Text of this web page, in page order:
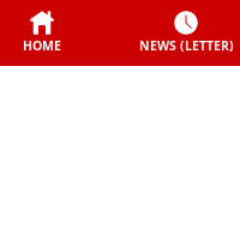
HOME NEWS (LETTER)